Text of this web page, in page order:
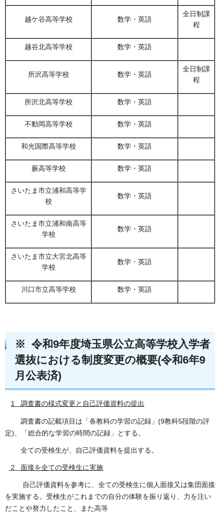
越ケ谷高等学校 数学・英語
全日制課
程
越谷北高等学校 数学・英語
所沢高等学校 数学・英語
全日制課
程
所沢北高等学校 数学・英語
不動岡高等学校 数学・英語
和光国際高等学校 数学・英語
蕨高等学校 数学・英語
さいたま市立浦和高等学
校
数学・英語
さいたま市立浦和南高等
学校
数学・英語
さいたま市立大宮北高等
学校
数学・英語
川口市立高等学校 数学・英語
※ 令和9年度埼玉県公立高等学校入学者
選抜における制度変更の概要(令和6年9
月公表済)
1 調査書の様式変更と自己評価資料の提出
調査書の記載項目は「各教科の学習の記録」(9教科5段階の評
定)、「総合的な学習の時間の記録」とする。
全ての受検生が、自己評価資料を提出する。
2 面接を全ての受検生に実施
自己評価資料を参考に、全ての受検生に個人面接又は集団面接
を実施する。受検生がこれまでの自分の体験を振り返り、力を注い
だことや努力したこと、また高等